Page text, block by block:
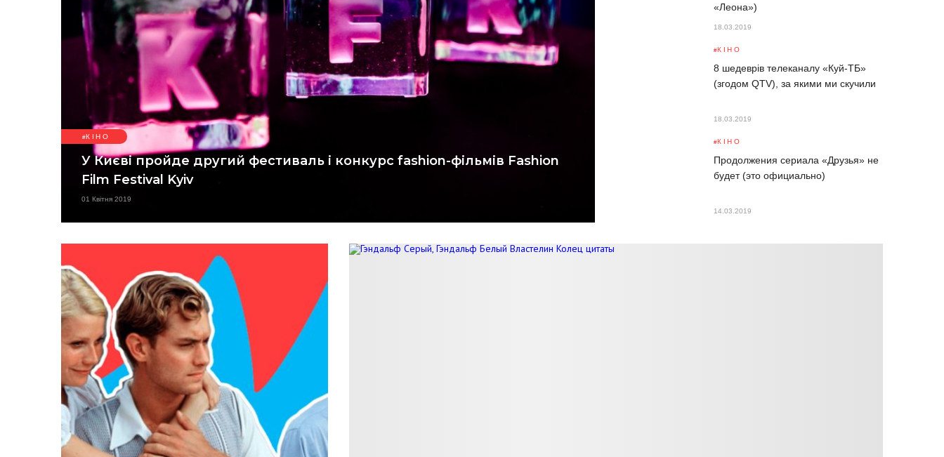
КІНО
У Києві пройде другий фестиваль і конкурс fashion-фільмів Fashion
Film Festival Kyiv
01 Квітня 2019
«Леона»)
18.03.2019
КІНО
8 шедеврів телеканалу «Куй-ТБ»
(згодом QTV), за якими ми скучили
18.03.2019
КІНО
Продолжения сериала «Друзья» не
будет (это официально)
14.03.2019